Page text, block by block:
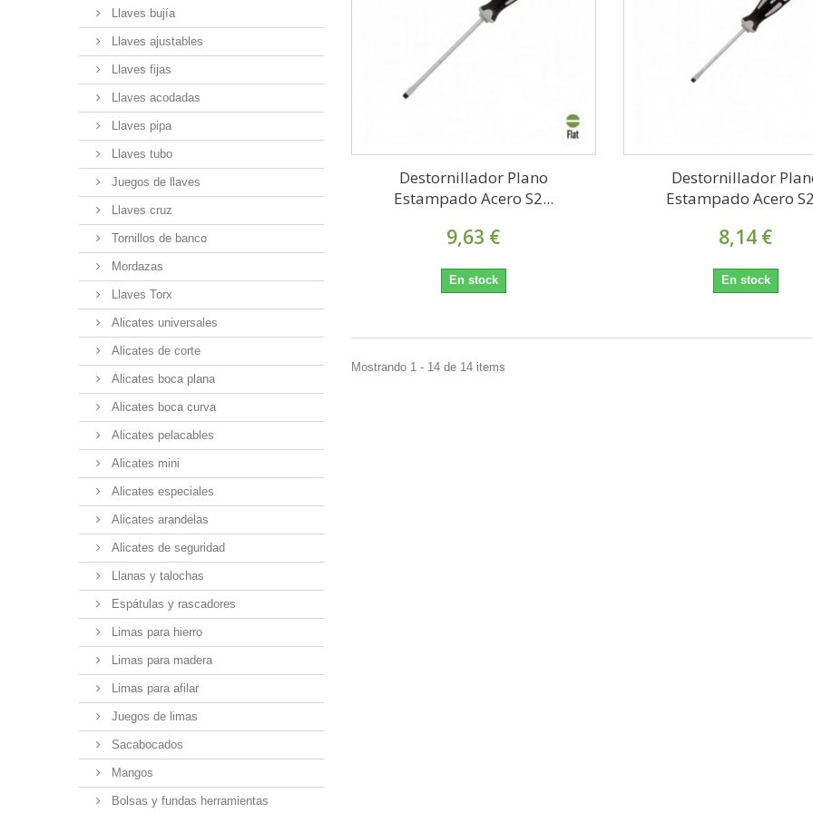
Llaves bujía
Llaves ajustables
Llaves fijas
Llaves acodadas
Llaves pipa
Llaves tubo
Juegos de llaves
Llaves cruz
Tornillos de banco
Mordazas
Llaves Torx
Alicates universales
Alicates de corte
Alicates boca plana
Alicates boca curva
Alicates pelacables
Alicates mini
Alicates especiales
Alicates arandelas
Alicates de seguridad
Llanas y talochas
Espátulas y rascadores
Limas para hierro
Limas para madera
Limas para afilar
Juegos de limas
Sacabocados
Mangos
Bolsas y fundas herramientas
Destornillador Plano
Estampado Acero S2...
9,63 €
En stock
Destornillador
Estampado Acero
8,14 €
En stock
Mostrando 1 - 14 de 14 items